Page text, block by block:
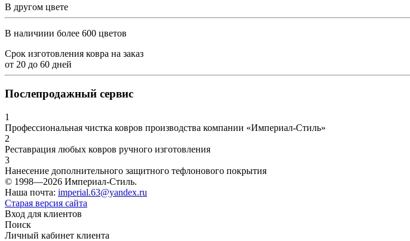
В другом цвете
В наличиии более 600 цветов
Срок изготовления ковра на заказ
от 20 до 60 дней
Послепродажный сервис
1
Профессиональная чистка ковров производства компании «Империал-Стиль»
2
Реставрация любых ковров ручного изготовления
3
Нанесение дополнительного защитного тефлонового покрытия
© 1998—2026 Империал-Стиль.
Наша почта: imperial.63@yandex.ru
Старая версия сайта
Вход для клиентов
Поиск
Личный кабинет клиента